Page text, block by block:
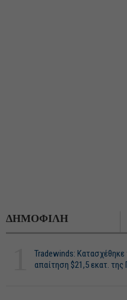
ΔΗΜΟΦΙΛΗ
Tradewinds:
απαίτηση $21,5 εκατ. της